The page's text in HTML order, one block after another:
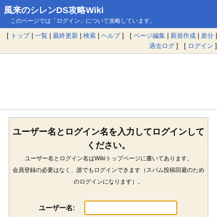
風来のシレンDS攻略Wiki
このページでは「ログイン」について攻略しています。
[ トップ| 一覧 | 最終更新 | 検索 | ヘルプ] [ ページ編集 | 新規作成 | 差分 |
過去ログ ] [ ログイン ]
ユーザー名とログイン名を入力してログインして
ください。
ユーザー名とログイン名はWikiトップページに書いてあります。
会員登録の必要はなく、誰でもログインできます（スパム投稿回避のため
のログインになります）。
ユーザー名: